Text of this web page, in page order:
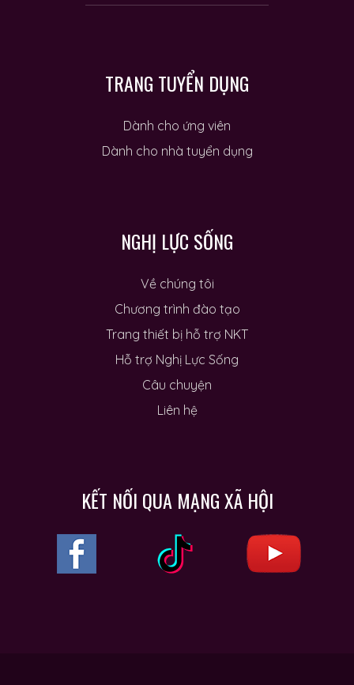
TRANG TUYỂN DỤNG
Dành cho ứng viên
Dành cho nhà tuyển dụng
NGHỊ LỰC SỐNG
Về chúng tôi
Chương trình đào tạo
Trang thiết bị hỗ trợ NKT
Hỗ trợ Nghị Lực Sống
Câu chuyện
Liên hệ
KẾT NỐI QUA MẠNG XÃ HỘI